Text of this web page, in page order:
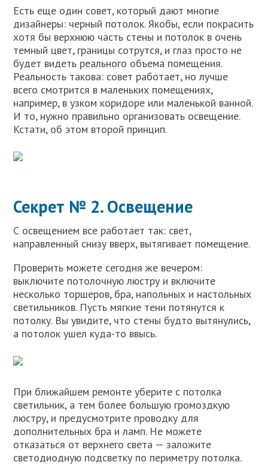
Есть еще один совет, который дают многие
дизайнеры: черный потолок. Якобы, если покрасить
хотя бы верхнюю часть стены и потолок в очень
темный цвет, границы сотрутся, и глаз просто не
будет видеть реального объема помещения.
Реальность такова: совет работает, но лучше
всего смотрится в маленьких помещениях,
например, в узком коридоре или маленькой ванной.
И то, нужно правильно организовать освещение.
Кстати, об этом второй принцип.
Секрет № 2. Освещение
С освещением все работает так: свет,
направленный снизу вверх, вытягивает помещение.
Проверить можете сегодня же вечером:
выключите потолочную люстру и включите
несколько торшеров, бра, напольных и настольных
светильников. Пусть мягкие тени потянутся к
потолку. Вы увидите, что стены будто вытянулись,
а потолок ушел куда-то ввысь.
При ближайшем ремонте уберите с потолка
светильник, а тем более большую громоздкую
люстру, и предусмотрите проводку для
дополнительных бра и ламп. Не можете
отказаться от верхнего света — заложите
светодиодную подсветку по периметру потолка.